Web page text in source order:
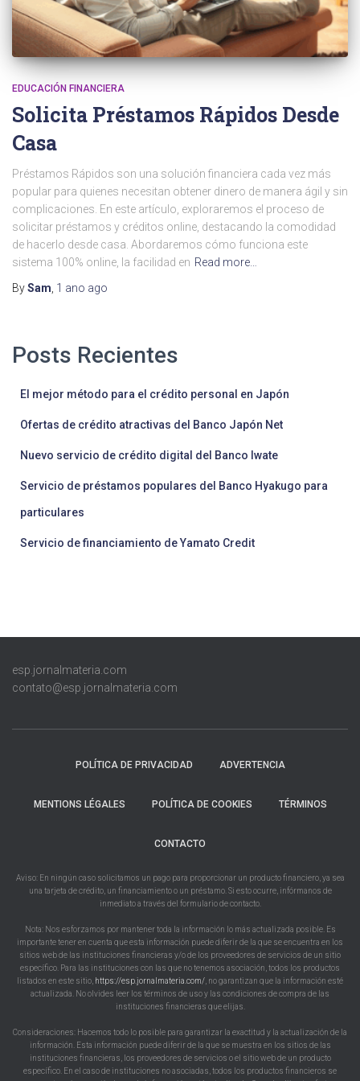
EDUCACIÓN FINANCIERA
Solicita Préstamos Rápidos Desde
Casa
Préstamos Rápidos son una solución financiera cada vez más
popular para quienes necesitan obtener dinero de manera ágil y sin
complicaciones. En este artículo, exploraremos el proceso de
solicitar préstamos y créditos online, destacando la comodidad
de hacerlo desde casa. Abordaremos cómo funciona este
sistema 100% online, la facilidad en Read more…
BySam 1 ano ago
Posts Recientes
El mejor método para el crédito personal en Japón
Ofertas de crédito atractivas del Banco Japón Net
Nuevo servicio de crédito digital del Banco Iwate
Servicio de préstamos populares del Banco Hyakugo para
particulares
Servicio de financiamiento de Yamato Credit
esp.jornalmateria.com
contato@esp.jornalmateria.com
POLÍTICA DE PRIVACIDAD ADVERTENCIA
MENTIONS LÉGALES POLÍTICA DE COOKIES TÉRMINOS
CONTACTO
Aviso: En ningún caso solicitamos un pago para proporcionar un producto financiero, ya sea
una tarjeta de crédito, un financiamiento o un préstamo. Si esto ocurre, infórmanos de
inmediato a través del formulario de contacto.
Nota: Nos esforzamos por mantener toda la información lo más actualizada posible. Es
importante tener en cuenta que esta información puede diferir de la que se encuentra en los
sitios web de las instituciones financieras y/o de los proveedores de servicios de un sitio
específico. Para las instituciones con las que no tenemos asociación, todos los productos
listados en este sitio, https://esp.jornalmateria.com/ , no garantizan que la información esté
actualizada. No olvides leer los términos de uso y las condiciones de compra de las
instituciones financieras que elijas.
Consideraciones: Hacemos todo lo posible para garantizar la exactitud y la actualización de la
información. Esta información puede diferir de la que se muestra en los sitios de las
instituciones financieras, los proveedores de servicios o el sitio web de un producto
específico. En el caso de instituciones no asociadas, todos los productos financieros se